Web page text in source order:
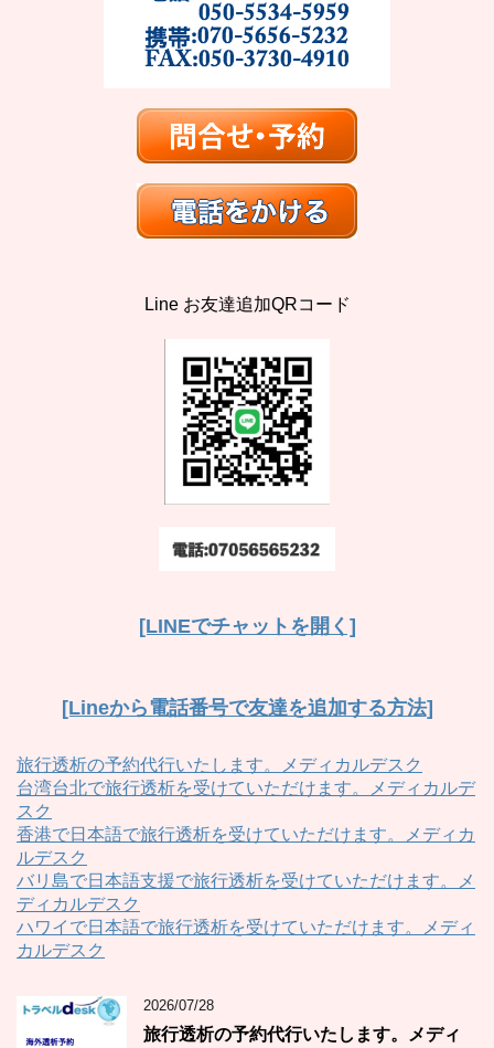
Line お友達追加QRコード
[LINEでチャットを開く]
[Lineから電話番号で友達を追加する方法]
旅行透析の予約代行いたします。メディカルデスク
台湾台北で旅行透析を受けていただけます。メディカルデ
スク
香港で日本語で旅行透析を受けていただけます。メディカ
ルデスク
バリ島で日本語支援で旅行透析を受けていただけます。メ
ディカルデスク
ハワイで日本語で旅行透析を受けていただけます。メディ
カルデスク
2026/07/28
旅行透析の予約代行いたします。メディ